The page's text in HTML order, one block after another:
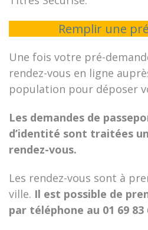
Remplir une
Une fois votre pré-
rendez-vous en ligne
population pour déposer
Les demandes de
d’identité sont traitées
rendez-vous.
Les rendez-vous sont à
ville. Il est possible de
par téléphone au 01 69 83